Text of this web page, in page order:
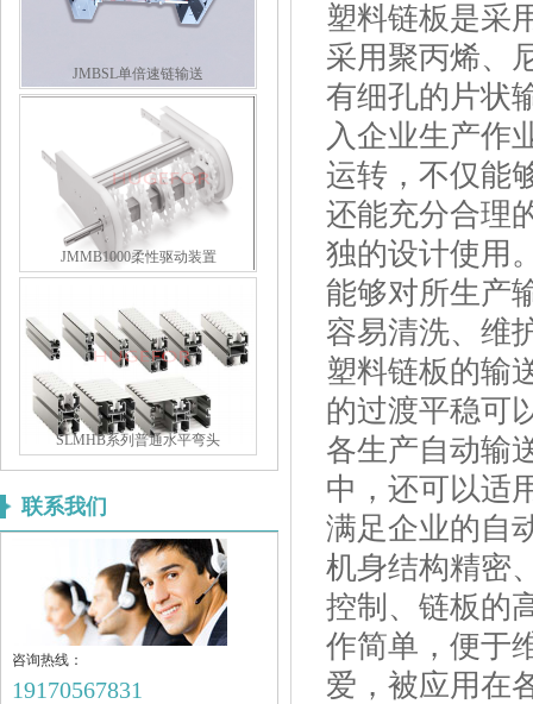
JMBSL单倍速链输送
JMMB1000柔性驱动装置
SLMHB系列普通水平弯头
联系我们
咨询热线：
19170567831
塑料链板是采
采用聚丙烯、
有细孔的片状
入企业生产作
运转，不仅能
还能充分合理
独的设计使用
能够对所生产
容易清洗、维
塑料链板的输
的过渡平稳可
各生产自动输
中，还可以适
满足企业的自
机身结构精密
控制、链板的
作简单，便于
爱，被应用在